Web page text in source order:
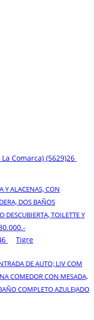
26
Y ALACENAS, CON
DOS BAÑOS
DESCUBIERTA, TOILETTE Y
Tigre
DE AUTO; LIV COM
COMEDOR CON MESADA,
COMPLETO AZULEJADO